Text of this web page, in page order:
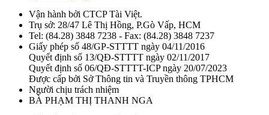
Vận hành bởi CTCP Tài Việt.
Trụ sở: 28/47 Lê Thị Hồng, P.Gò Vấp, HCM
Tel: (84.28) 3848 7238 - Fax: (84.28) 3848 7237
Giấy phép số 48/GP-STTTT ngày 04/11/2016
Quyết định số 13/QĐ-STTTT ngày 02/11/2017
Quyết định số 06/QĐ-STTTT-ICP ngày 20/07/2023
Được cấp bởi Sở Thông tin và Truyền thông TPHCM
Người chịu trách nhiệm
BÀ PHẠM THỊ THANH NGA